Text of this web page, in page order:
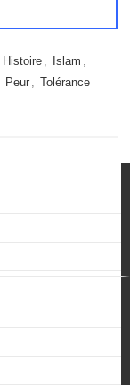
Histoire , Islam ,
Peur , Tolérance